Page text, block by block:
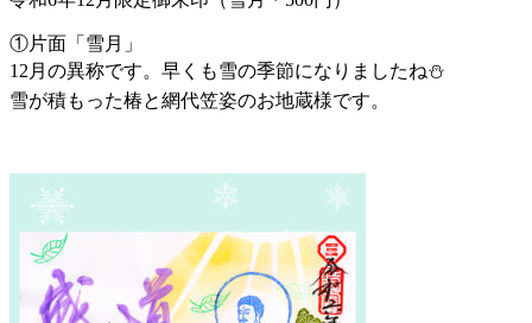
①片面「雪月」
12月の異称です。早くも雪の季節になりましたね⛄️
雪が積もった椿と網代笠姿のお地蔵様です。